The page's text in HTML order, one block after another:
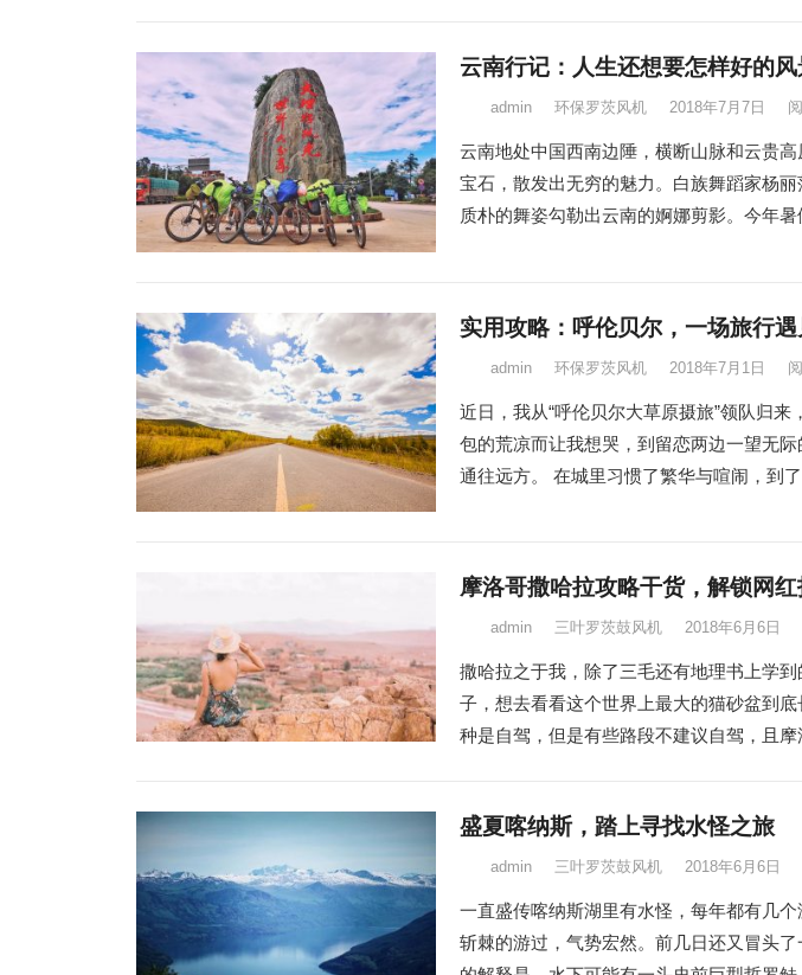
云南行记：人生还想要怎样好的风
admin 环保罗茨风机 2018年7月7日
云南地处中国西南边陲，横断山脉和云贵
宝石，散发出无穷的魅力。白族舞蹈家杨
质朴的舞姿勾勒出云南的婀娜剪影。今年暑
实用攻略：呼伦贝尔，一场旅行
admin 环保罗茨风机 2018年7月1日
近日，我从“呼伦贝尔大草原摄旅”领队归
包的荒凉而让我想哭，到留恋两边一望无际
通往远方。 在城里习惯了繁华与喧闹，到
摩洛哥撒哈拉攻略干货，解锁网红
admin 三叶罗茨鼓风机 2018年6月6日
撒哈拉之于我，除了三毛还有地理书上学
子，想去看看这个世界上最大的猫砂盆到
种是自驾，但是有些路段不建议自驾，且摩
盛夏喀纳斯，踏上寻找水怪之旅
admin 三叶罗茨鼓风机 2018年6月6日
一直盛传喀纳斯湖里有水怪，每年都有几
斩棘的游过，气势宏然。前几日还又冒头